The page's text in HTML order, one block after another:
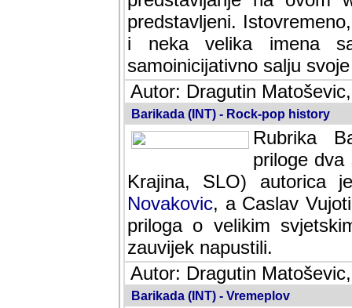
predstavljeni.
i neka velika imena
samoinicijativno salju
Autor: Dragutin
Barikada (INT) - Rock-pop history
Rubrika
dva
SLO) autorica je velikog
Caslav Vujotic
velikim svjetskim
napustili.
Autor: Dragutin
Barikada (INT) - Vremeplov